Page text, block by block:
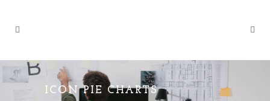
ICON PIE CHARTS